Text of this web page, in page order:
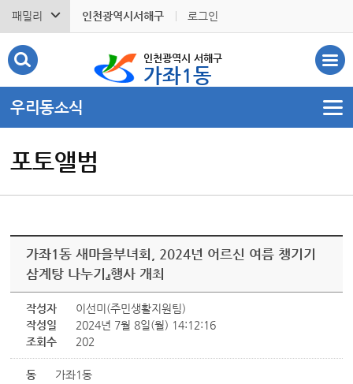
패밀리 인천광역시서해구 로그인
인천광역시 서해구
가좌1동
우리동소식
포토앨범
가좌1동 새마을부녀회, 2024년 어르신 여름 챙기기
삼계탕 나누기』행사 개최
작성자
이선미(주민생활지원팀)
작성일
2024년 7월 8일(월) 14:12:16
조회수
202
동 가좌1동